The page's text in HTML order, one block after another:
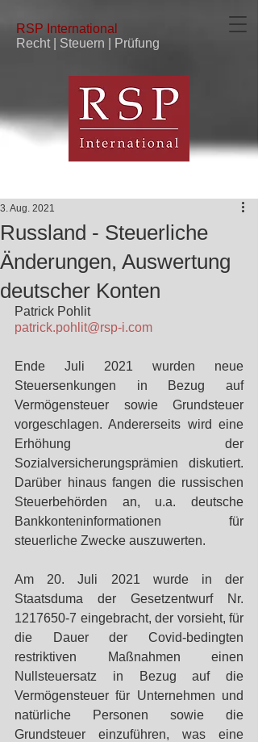
RSP International
Recht | Steuern | Prüfung
Russland - Steuerliche
Änderungen, Auswertung
deutscher Konten
3. Aug. 2021
Patrick Pohlit
patrick.pohlit@rsp-i.com
Ende Juli 2021 wurden neue
Steuersenkungen in Bezug auf
Vermögensteuer sowie Grundsteuer
vorgeschlagen. Andererseits wird eine
Erhöhung der
Sozialversicherungsprämien diskutiert.
Darüber hinaus fangen die russischen
Steuerbehörden an, u.a. deutsche
Bankkonteninformationen für
steuerliche Zwecke auszuwerten.
Am 20. Juli 2021 wurde in der
Staatsduma der Gesetzentwurf Nr.
1217650-7 eingebracht, der vorsieht, für
die Dauer der Covid-bedingten
restriktiven Maßnahmen einen
Nullsteuersatz in Bezug auf die
Vermögensteuer für Unternehmen und
natürliche Personen sowie die
Grundsteuer einzuführen, was eine